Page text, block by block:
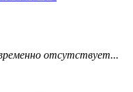
отсутствует...